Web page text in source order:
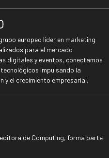
europeo líder en marketing
para el mercado
digitales y eventos, conectamos
impulsando la
y el crecimiento empresarial.
de Computing, forma parte